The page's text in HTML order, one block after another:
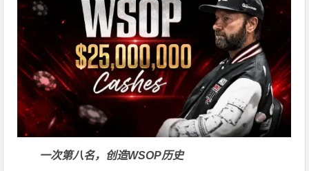
一次第八名，创造WSOP历史